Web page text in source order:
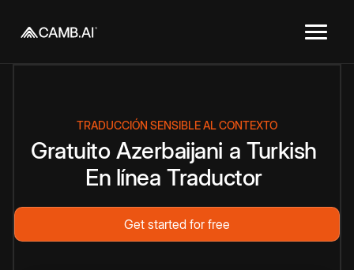
TRADUCCIÓN SENSIBLE AL CONTEXTO
Gratuito Azerbaijani a Turkish
En línea Traductor
Get started for free